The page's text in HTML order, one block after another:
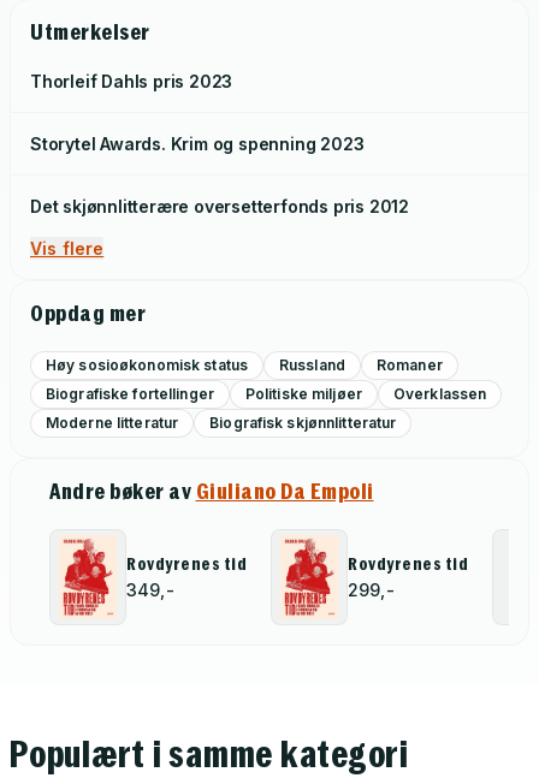
Utmerkelser
Thorleif Dahls pris 2023
Storytel Awards. Krim og spenning 2023
Det skjønnlitterære oversetterfonds pris 2012
Vis flere
Oppdag mer
Høy sosioøkonomisk status Russland
Romaner
Biografiske fortellinger
Politiske miljøer
Overklassen
Moderne litteratur
Biografisk skjønnlitteratur
Andre bøker av Giuliano Da Empoli
Rovdyrenes tid
349,-
Rovdyrenes tid
299,-
Populært i samme kategori